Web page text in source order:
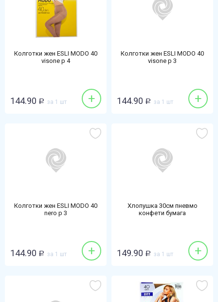
Колготки жен ESLI MODO 40
visone р 4
144.90 Р за 1 шт +
Колготки жен ESLI MODO 40
visone р 3
144.90 Р за 1 шт +
Колготки жен ESLI MODO 40
nero р 3
144.90 Р за 1 шт +
Хлопушка 30см пневмо
конфети бумага
149.90 Р за 1 шт +